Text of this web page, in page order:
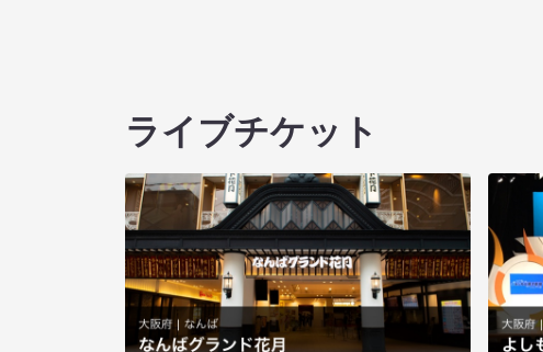
ライブチケット